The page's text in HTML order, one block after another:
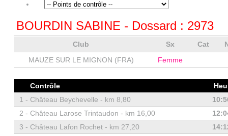
BOURDIN SABINE - Dossard : 2973
Club Sx Cat
MAUZE SUR LE MIGNON (FRA)
Femme
Contrôle
1 - Château Beychevelle - km 8,80
2 - Château Larose Trintaudon - km 16,00
3 - Château Lafon Rochet - km 27,20